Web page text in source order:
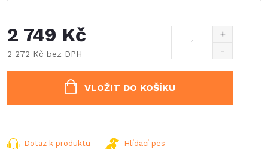
2 749 Kč
2 272 Kč bez DPH
VLOŽIT DO KOŠÍKU
Dotaz k produktu Hlídací pes